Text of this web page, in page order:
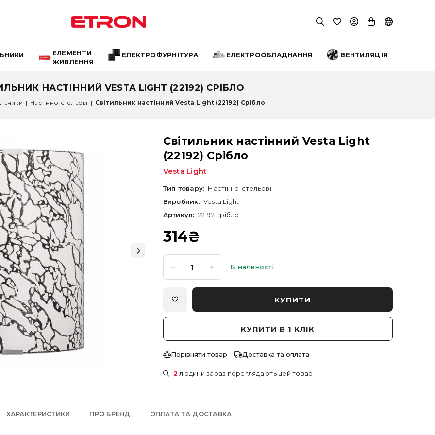
ЕЛЕМЕНТИ
ЖИВЛЕННЯ
ЕЛЕКТРОФУРНІТУРА ЕЛЕКТРООБЛАДНАННЯ ВЕНТИЛЯЦІЯ
НАСТІННИЙ VESTA LIGHT (22192) СРІБЛО
| Настінно-стельові | Світильник настінний Vesta Light (22192) Срібло
Світильник настінний Vesta Light
(22192) Срібло
Vesta Light
Тип товару: Настінно-стельові
Виробник: Vesta Light
Артикул: 22192 срібло
314₴
В наявності
КУПИТИ
КУПИТИ В 1 КЛІК
Порівняти товар Доставка та оплата
2 людини зараз переглядають цей товар
ХАРАКТЕРИСТИКИ ПРО БРЕНД ОПЛАТА ТА ДОСТАВКА